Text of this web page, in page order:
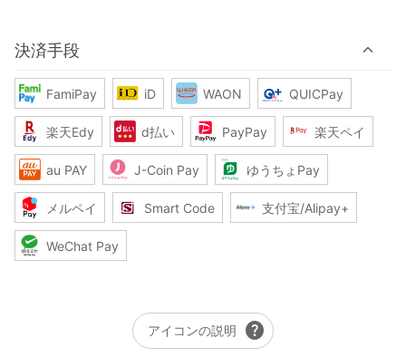
決済手段
FamiPay iD WAON QUICPay
楽天Edy d払い PayPay 楽天ペイ
au PAY J-Coin Pay ゆうちょPay
メルペイ Smart Code 支付宝/Alipay+
WeChat Pay
アイコンの説明 help